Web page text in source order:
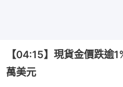
【04:15】現貨金價跌
萬美元